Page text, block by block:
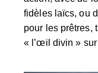
fidèles laïcs, ou
pour les prêtres,
« l’œil divin »